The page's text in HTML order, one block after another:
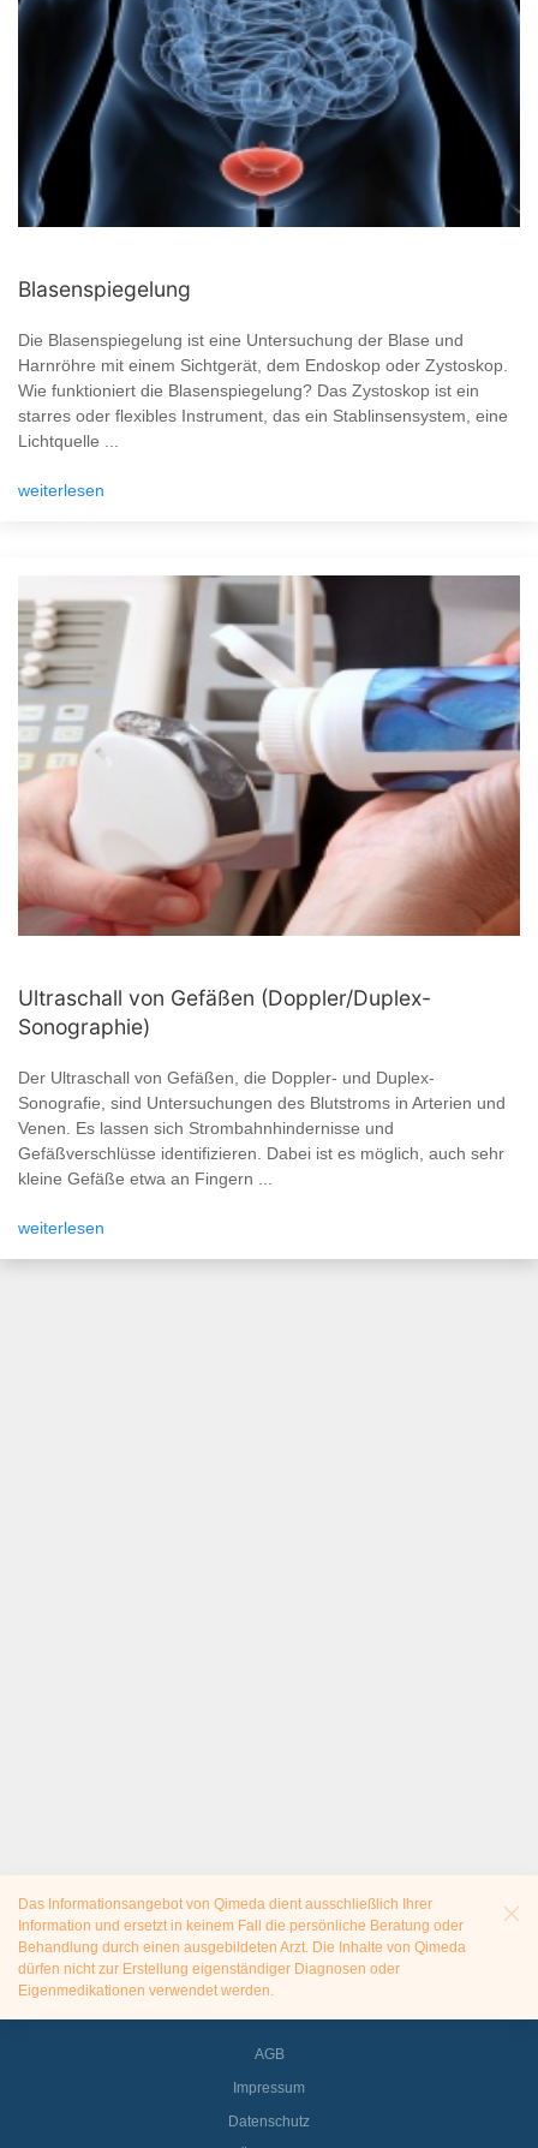
Blasenspiegelung
Die Blasenspiegelung ist eine Untersuchung der Blase und
Harnröhre mit einem Sichtgerät, dem Endoskop oder Zystoskop.
Wie funktioniert die Blasenspiegelung? Das Zystoskop ist ein
starres oder flexibles Instrument, das ein Stablinsensystem, eine
Lichtquelle ...
weiterlesen
Ultraschall von Gefäßen (Doppler/Duplex-
Sonographie)
Der Ultraschall von Gefäßen, die Doppler- und Duplex-
Sonografie, sind Untersuchungen des Blutstroms in Arterien und
Venen. Es lassen sich Strombahnhindernisse und
Gefäßverschlüsse identifizieren. Dabei ist es möglich, auch sehr
kleine Gefäße etwa an Fingern ...
weiterlesen
Das Informationsangebot von Qimeda dient ausschließlich Ihrer
Information und ersetzt in keinem Fall die persönliche Beratung oder
Behandlung durch einen ausgebildeten Arzt. Die Inhalte von Qimeda
dürfen nicht zur Erstellung eigenständiger Diagnosen oder
Eigenmedikationen verwendet werden.
AGB
Impressum
Datenschutz